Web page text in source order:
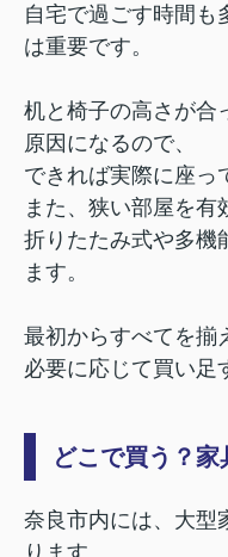
自宅で過ごす時間も
は重要です。
机と椅子の高さが合
原因になるので、
できれば実際に座っ
また、狭い部屋を有
折りたたみ式や多機
ます。
最初からすべてを揃
必要に応じて買い足
どこで買う？
奈良市内には、大型
ります。